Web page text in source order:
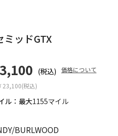
ル：最大1155マイル
ミッドGTX
23,100(税込)
(税込) 価格について
BURLWOOD